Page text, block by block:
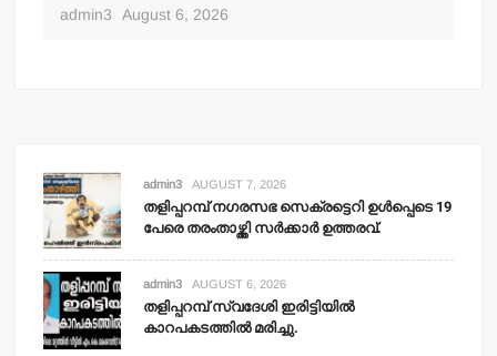
admin3 August 6, 2026
admin3 AUGUST 7, 2026
തളിപ്പറമ്പ് നഗരസഭ സെക്രട്ടെറി ഉള്‍പ്പെടെ 19
പേരെ തരംതാഴ്ത്തി സര്‍ക്കാര്‍ ഉത്തരവ്.
admin3 AUGUST 6, 2026
തളിപ്പറമ്പ് സ്വദേശി ഇരിട്ടിയില്‍
കാറപകടത്തില്‍ മരിച്ചു.